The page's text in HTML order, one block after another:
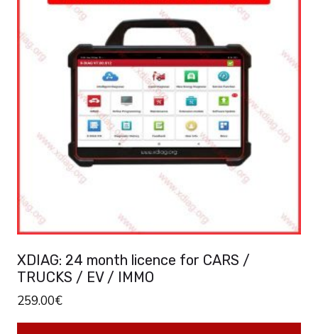
XDIAG: 24 month licence for CARS /
TRUCKS / EV / IMMO
259.00€